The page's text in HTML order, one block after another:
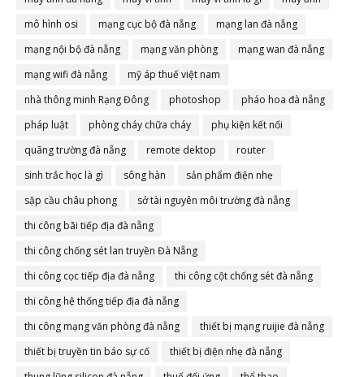
mô hình osi
mạng cục bộ đà nẵng
mạng lan đà nẵng
mạng nội bộ đà nẵng
mạng văn phòng
mạng wan đà nẵng
mạng wifi đà nẵng
mỹ áp thuế việt nam
nhà thông minh Rạng Đông
photoshop
pháo hoa đà nẵng
pháp luật
phòng cháy chữa cháy
phụ kiện kết nối
quãng trường đà nẵng
remote dektop
router
sinh trắc học là gì
sông hàn
sản phẩm điện nhẹ
sập cầu châu phong
sở tài nguyên môi trường đà nẵng
thi công bãi tiếp địa đà nẵng
thi công chống sét lan truyền Đà Nẵng
thi công cọc tiếp địa đà nẵng
thi công cột chống sét đà nẵng
thi công hệ thống tiếp địa đà nẵng
thi công mạng văn phòng đà nẵng
thiết bị mạng ruijie đà nẵng
thiết bị truyền tin báo sự cố
thiết bị điện nhẹ đà nẵng